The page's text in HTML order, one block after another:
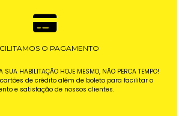
O PAGAMENTO
SUA HABILITAÇÃO HOJE MESMO, NÃO PERCA TEMPO!
de crédito além de boleto para facilitar o
e satisfação de nossos clientes.